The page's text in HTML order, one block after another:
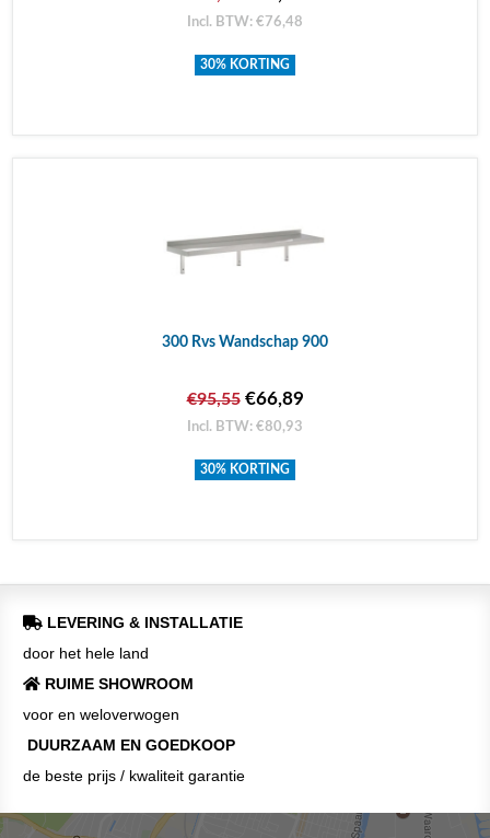
Incl. BTW: €76,48
30% KORTING
300 Rvs Wandschap 900
€95,55€66,89
Incl. BTW: €80,93
30% KORTING
LEVERING & INSTALLATIE
door het hele land
RUIME SHOWROOM
voor en weloverwogen
DUURZAAM EN GOEDKOOP
de beste prijs / kwaliteit garantie